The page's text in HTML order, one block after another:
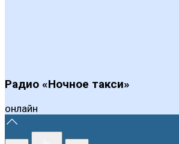
Радио «Ночное такси»
онлайн